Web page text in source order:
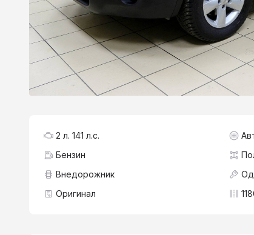
2 л. 141 л.с.
Бензин
Внедорожник
Оригинал